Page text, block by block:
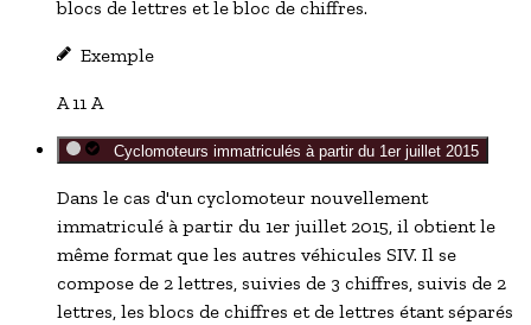
blocs de lettres et le bloc de chiffres.
Exemple
A 11 A
Cyclomoteurs immatriculés à partir du 1er juillet 2015
Dans le cas d'un cyclomoteur nouvellement
immatriculé à partir du 1er juillet 2015, il obtient le
même format que les autres véhicules SIV. Il se
compose de 2 lettres, suivies de 3 chiffres, suivis de 2
lettres, les blocs de chiffres et de lettres étant séparés